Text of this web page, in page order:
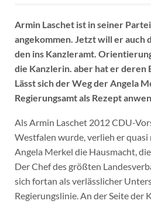
Armin Laschet ist in seiner
angekommen. Jetzt will er auch
den ins Kanzleramt.
die Kanzlerin. aber hat er deren
Lässt sich der Weg der Angela
Regierungsamt als Rezept
Als Armin Laschet 2012 CDU-
Westfalen wurde, verlieh er
Angela Merkel die Hausmacht,
Der Chef des größten
sich fortan als verlässlicher
Regierungslinie. An der Seite der